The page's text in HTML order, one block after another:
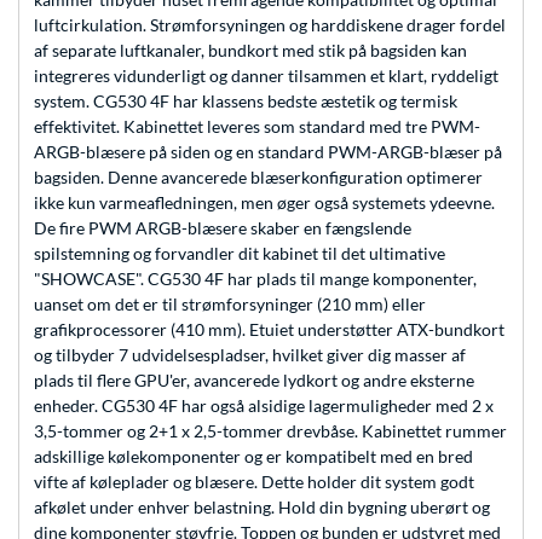
luftcirkulation. Strømforsyningen og harddiskene drager fordel
af separate luftkanaler, bundkort med stik på bagsiden kan
integreres vidunderligt og danner tilsammen et klart, ryddeligt
system. CG530 4F har klassens bedste æstetik og termisk
effektivitet. Kabinettet leveres som standard med tre PWM-
ARGB-blæsere på siden og en standard PWM-ARGB-blæser på
bagsiden. Denne avancerede blæserkonfiguration optimerer
ikke kun varmeafledningen, men øger også systemets ydeevne.
De fire PWM ARGB-blæsere skaber en fængslende
spilstemning og forvandler dit kabinet til det ultimative
"SHOWCASE". CG530 4F har plads til mange komponenter,
uanset om det er til strømforsyninger (210 mm) eller
grafikprocessorer (410 mm). Etuiet understøtter ATX-bundkort
og tilbyder 7 udvidelsespladser, hvilket giver dig masser af
plads til flere GPU'er, avancerede lydkort og andre eksterne
enheder. CG530 4F har også alsidige lagermuligheder med 2 x
3,5-tommer og 2+1 x 2,5-tommer drevbåse. Kabinettet rummer
adskillige kølekomponenter og er kompatibelt med en bred
vifte af køleplader og blæsere. Dette holder dit system godt
afkølet under enhver belastning. Hold din bygning uberørt og
dine komponenter støvfrie. Toppen og bunden er udstyret med